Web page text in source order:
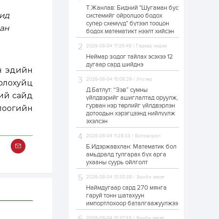
эдийн
сайд
ЗГ: Автобензин,
дизель түлшний
онцгой албан
татварыг тэглэлээ
1 өдөр 2
З.Мэндсайхан:
Хүнсний нөөцийг
бэлтгэх агуулах,
зоорь бэлтгэх ААН-
үүдэд хөнгөлөлттэй
зээл олгоно
1 өдөр 1 0
Европ дахь
соёлын наадам
боллоо
1 өдөр 2
Өнгөрсөн сард
металл худалдан
авчээ
1 өдөр 0 0
Т.Жанлав: Бидний "Шугаман бус
системийг ойролцоо бодох
супер схемүүд" бүтээл тооцон
бодох математикт нээлт хийсэн
2026-08-04 17:26:48 / Гадаад мэдээ
Неймар зодог тайлах эсэхээ 12
дугаар сард шийднэ
2026-08-04 10:08:29 / Улстөр
Д.Батлут: “Зэв” сумны
үйлдвэрийг ашиглалтад оруулж,
гурван нэр төрлийг үйлдвэрлэн
дотоодын хэрэгцээнд нийлүүлж
эхэлсэн
2026-08-04 11:28:33 / Боловсрол
Б.Идэржавхлан: Математик бол
амьдралд тулгарах бүх арга
ухааны суурь ойлголт
2026-08-04 10:30:38 / Эдийн засаг
Наймдугаар сард 270 мянга
гаруй тонн шатахуун
импортлохоор баталгаажуулжээ